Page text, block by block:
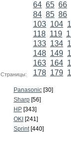
Страницы:
64 65 66
84 85 86
103 104
118 119
133 134
148 149
163 164
178 179
Panasonic [30]
Sharp [56]
HP [343]
OKI [241]
Sprint[440]